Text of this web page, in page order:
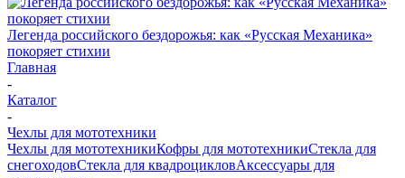
Легенда российского бездорожья: как «Русская Механика»
покоряет стихии
Главная
-
Каталог
-
Чехлы для мототехники
Чехлы для мототехникиКофры для мототехникиСтекла для
снегоходовСтекла для квадроцикловАксессуары для